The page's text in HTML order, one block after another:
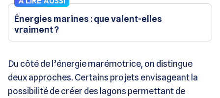
Énergies marines : que valent-elles
vraiment ?
Du côté de l’énergie marémotrice, on distingue
deux approches. Certains projets envisageant la
possibilité de créer des lagons permettant de